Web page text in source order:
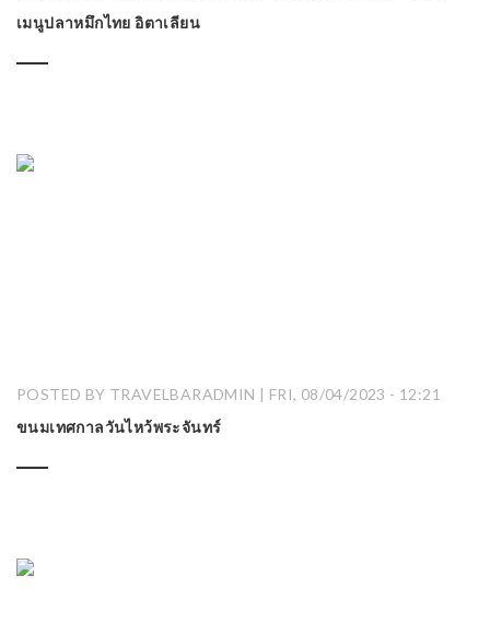
เมนูปลาหมึกไทย อิตาเลียน
POSTED BY TRAVELBARADMIN | FRI, 08/04/2023 - 12:21
ขนมเทศกาลวันไหว้พระจันทร์